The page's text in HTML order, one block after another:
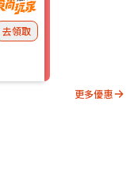
去領取
更多優惠